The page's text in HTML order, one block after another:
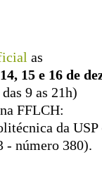
as
15 e 16 de
9 as 21h)
FFLCH:
da
- número 380).